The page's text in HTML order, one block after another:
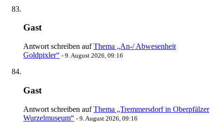
Gast
Antwort schreiben aufThema „An-/ Abwesenheit
Goldpixler“ - 9. August 2026, 09:16
Gast
Antwort schreiben aufThema „Tremmersdorf in Oberpfälzer
Wurzelmuseum“ - 9. August 2026, 09:16